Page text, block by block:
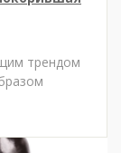
трендом